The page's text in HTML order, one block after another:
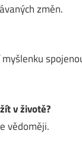
změn.
v životě?
vědoměji.